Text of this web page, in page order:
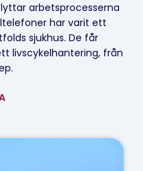
arbetsprocesserna
har varit ett
sjukhus. De får
livscykelhantering, från